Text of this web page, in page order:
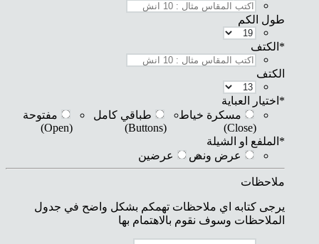
طول الكم
* الكتف
الكتف
* اختيار العباية
مسكرة خياط
(Close)
طباقي كامل
(Buttons)
مفتوحة
(Open)
* الملفع او الشيلة
عرض ونص
عرضين
ملاحظات
يرجى كتابه اي ملاحظات تهمكم بشكل واضح في جدول
الملاحظات وسوف نقوم بالاهتمام بها